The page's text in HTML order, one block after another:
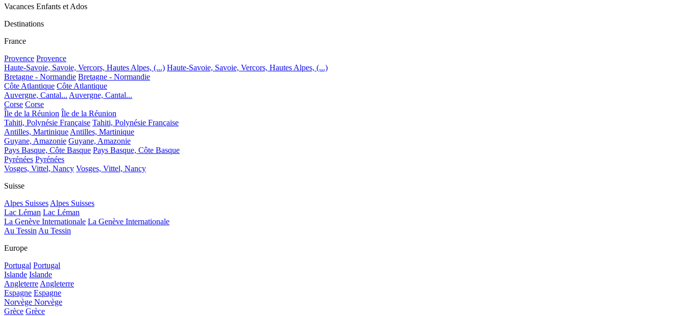
Vacances Enfants et Ados
Destinations
France
Provence Provence
Haute-Savoie, Savoie, Vercors, Hautes Alpes, (...) Haute-Savoie, Savoie, Vercors, Hautes Alpes, (...)
Bretagne - Normandie Bretagne - Normandie
Côte Atlantique Côte Atlantique
Auvergne, Cantal... Auvergne, Cantal...
Corse Corse
Île de la Réunion Île de la Réunion
Tahiti, Polynésie Française Tahiti, Polynésie Française
Antilles, Martinique Antilles, Martinique
Guyane, Amazonie Guyane, Amazonie
Pays Basque, Côte Basque Pays Basque, Côte Basque
Pyrénées Pyrénées
Vosges, Vittel, Nancy Vosges, Vittel, Nancy
Suisse
Alpes Suisses Alpes Suisses
Lac Léman Lac Léman
La Genève Internationale La Genève Internationale
Au Tessin Au Tessin
Europe
Portugal Portugal
Islande Islande
Angleterre Angleterre
Espagne Espagne
Norvège Norvège
Grèce Grèce